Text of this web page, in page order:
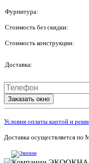
Фурнитура:
Стоимость без скидки:
Стоимость конструкции:
Доставка:
Заказать окно
Условия оплаты картой и
Доставка осуществляется по